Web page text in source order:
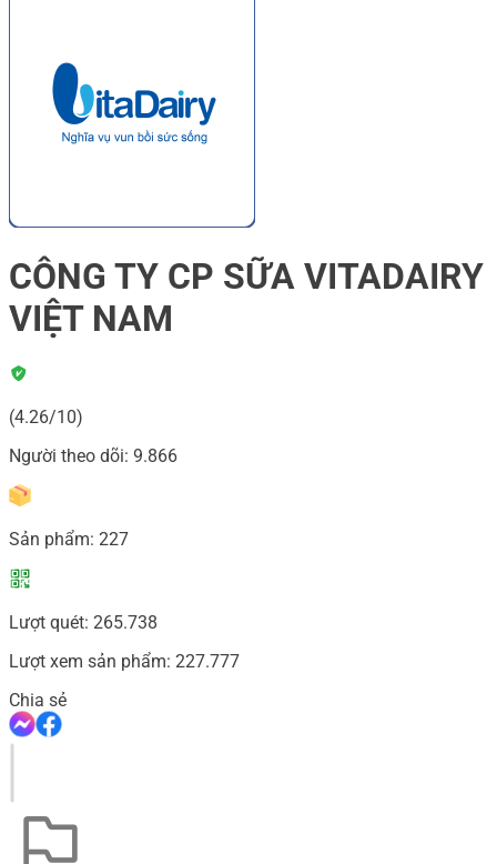
CÔNG TY CP SỮA VITADAIRY
VIỆT NAM
(4.26/10)
Người theo dõi: 9.866
Sản phẩm: 227
Lượt quét: 265.738
Lượt xem sản phẩm: 227.777
Chia sẻ